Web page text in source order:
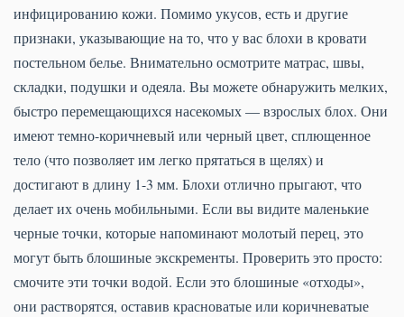
инфицированию кожи. Помимо укусов, есть и другие
признаки, указывающие на то, что у вас блохи в кровати
постельном белье. Внимательно осмотрите матрас, швы,
складки, подушки и одеяла. Вы можете обнаружить мелких,
быстро перемещающихся насекомых — взрослых блох. Они
имеют темно-коричневый или черный цвет, сплющенное
тело (что позволяет им легко прятаться в щелях) и
достигают в длину 1-3 мм. Блохи отлично прыгают, что
делает их очень мобильными. Если вы видите маленькие
черные точки, которые напоминают молотый перец, это
могут быть блошиные экскременты. Проверить это просто:
смочите эти точки водой. Если это блошиные «отходы»,
они растворятся, оставив красноватые или коричневатые